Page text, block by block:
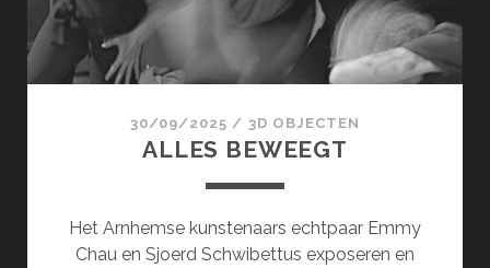
30/09/2025 / 3D OBJECTEN
ALLES BEWEEGT
Het Arnhemse kunstenaars echtpaar Emmy
Chau en Sjoerd Schwibettus exposeren en